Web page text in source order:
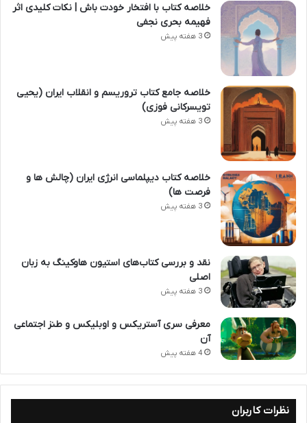
خلاصه کتاب با افتخار خودت باش | نکات کلیدی اثر
فهیمه بحری نجفی
3 هفته پیش
خلاصه جامع کتاب تروریسم و انقلاب ایران (یحیی
تویسرکانی فوزی)
3 هفته پیش
خلاصه کتاب دیپلماسی انرژی ایران (چالش ها و
فرصت ها)
3 هفته پیش
نقد و بررسی کتاب‌های استیون هاوکینگ به زبان
اصلی
3 هفته پیش
معرفی سری آستریکس و اوبلیکس و طنز اجتماعی
آن
4 هفته پیش
نظرات کاربران